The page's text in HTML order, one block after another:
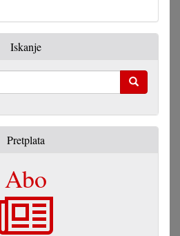
Iskanje
Pretplata
Abo